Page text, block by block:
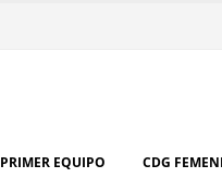
PRIMER EQUIPO CDG